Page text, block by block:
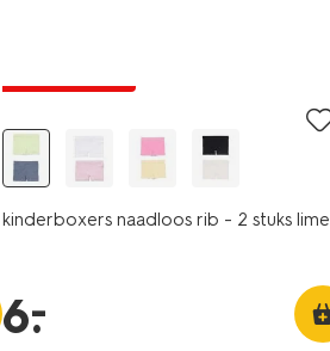
kinderboxers naadloos rib - 2 stuks lime
6.
–